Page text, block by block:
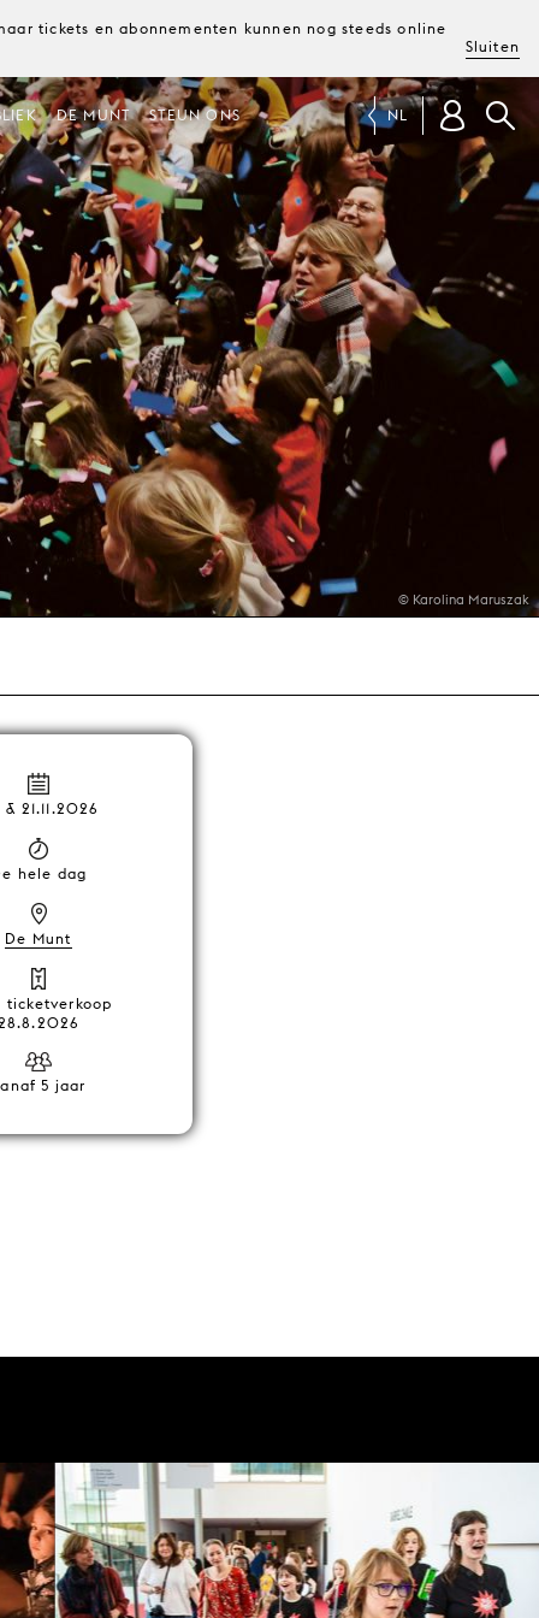
tickets en abonnementen kunnen nog steeds online
Sluiten
DE MUNT STEUN ONS NL
© Karolina Maruszak
21.11.2026
hele dag
De Munt
ticketverkoop
5 jaar